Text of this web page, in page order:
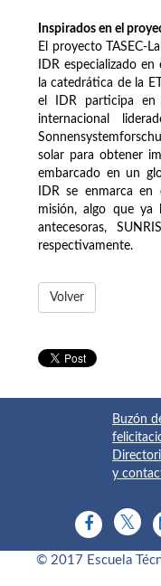
Inspirados en el
El proyecto TASEC-
IDR especializado
la catedrática de la
el IDR participa en
internacional
solar para obtener
embarcado en un
IDR se enmarca
misión, algo que ya
antecesoras,
respectivamente.
Volver
Buzón
y
© 2017 Escuela